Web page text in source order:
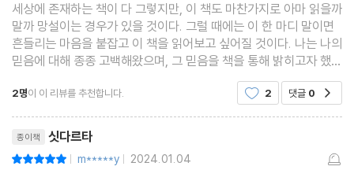
세상에 존재하는 책이 다 그렇지만, 이 책도 마찬가지로 아마 읽을까
말까 망설이는 경우가 있을 것이다. 그럴 때에는 이 한 마디 말이면
흔들리는 마음을 붙잡고 이 책을 읽어보고 싶어질 것이다. 나는 나의
믿음에 대해 종종 고백해왔으며, 그 믿음을 책을 통해 밝히고자 했
계 문학 중 한
2명이 이 리뷰를 추천합니다. 2 댓글 0
종이책 싯다르타
| m*****y | 2024.01.04